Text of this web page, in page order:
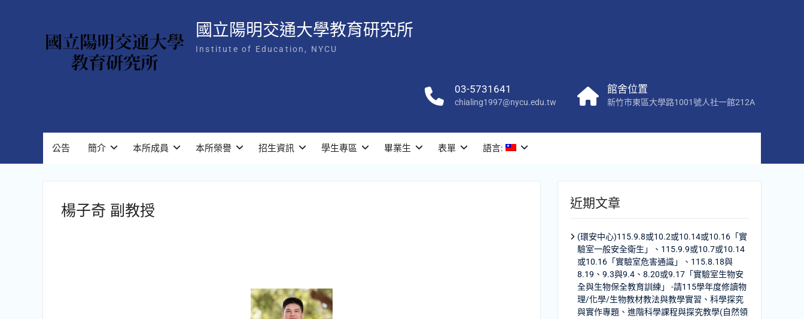
國立陽明交通大學教育研究所
Institute of Education, NYCU
03-5731641
chialing1997@nycu.edu.tw
館舍位置
新竹市東區大學路1001號人社一館212A
公告 簡介 本所成員 本所榮譽 招生資訊 學生專區 畢業生 表單 語言:
楊子奇 副教授 近期文章
(環安中心)115.9.8或10.2或10.14或10.16「實
驗室一般安全衛生」、115.9.9或10.7或10.14
或10.16「實驗室危害通識」、115.8.18與
8.19、9.3與9.4、8.20或9.17「實驗室生物安
全與生物保全教育訓練」 -請115學年度修讀物
理/化學/生物教材教法與教學實習、科學探究
與實作專題、進階科學課程與探究教學(自然領